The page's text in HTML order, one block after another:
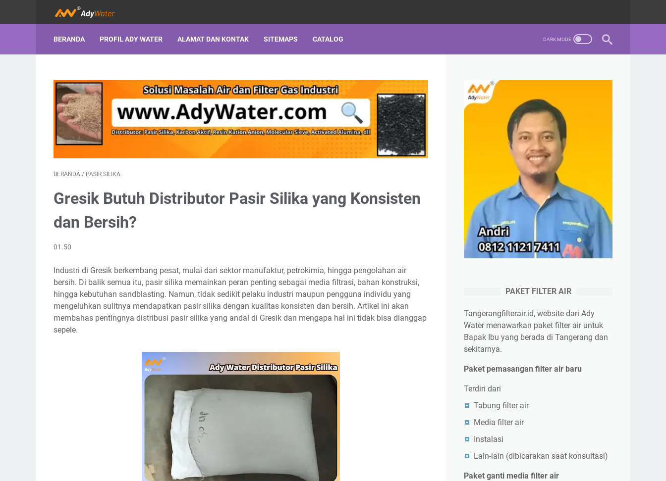
BERANDA PROFIL ADY WATER ALAMAT DAN KONTAK SITEMAPS CATALOG
BERANDA / PASIR SILIKA
Gresik Butuh Distributor Pasir Silika yang Konsisten
dan Bersih?
01.50
Industri di Gresik berkembang pesat, mulai dari sektor manufaktur, petrokimia, hingga pengolahan air
bersih. Di balik semua itu, pasir silika memainkan peran penting sebagai media filtrasi, bahan konstruksi,
hingga kebutuhan sandblasting. Namun, tidak sedikit pelaku industri maupun pengguna individu yang
mengeluhkan sulitnya mendapatkan pasir silika dengan kualitas konsisten dan bersih. Artikel ini akan
membahas pentingnya distribusi pasir silika yang andal di Gresik dan mengapa hal ini tidak bisa dianggap
sepele.
PAKET FILTER AIR
Tangerangfilterair.id, website dari Ady
Water menawarkan paket filter air untuk
Bapak Ibu yang berada di Tangerang dan
sekitarnya.
Paket pemasangan filter air baru
Terdiri dari
Tabung filter air
Media filter air
Instalasi
Lain-lain (dibicarakan saat konsultasi)
Paket ganti media filter air